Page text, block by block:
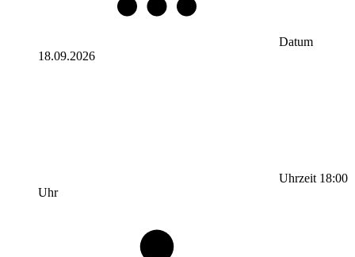
Datum
18.09.2026
Uhrzeit 18:00
Uhr